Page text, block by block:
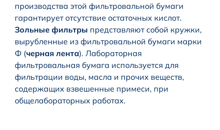
производства этой фильтровальной бумаги
гарантирует отсутствие остаточных кислот.
Зольные фильтры представляют собой кружки,
вырубленные из фильтровальной бумаги марки
Ф (черная лента). Лабораторная
фильтровальная бумага используется для
фильтрации воды, масла и прочих веществ,
содержащих взвешенные примеси, при
общелабораторных работах.